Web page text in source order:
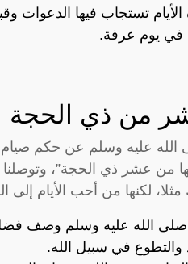
تستجاب فيها الدعوات
في يوم عرفة.
من ذي الحجة
عليه وسلم عن حكم صيام
من عشر ذي الحجة”،
لكنها من أحب الأيام إلى
الله عليه وسلم وصف
والتطوع في سبيل الله.